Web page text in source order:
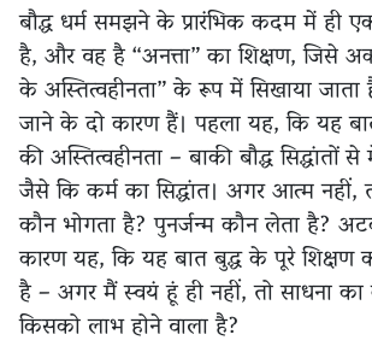
बौद्ध धर्म समझने के प्रारंभिक कदम में
है, और वह है “अनत्ता” का शिक्षण, जिसे
के अस्तित्वहीनता” के रूप में सिखाया
जाने के दो कारण हैं। पहला यह, कि यह
की अस्तित्वहीनता – बाकी बौद्ध सिद्धांतों
जैसे कि कर्म का सिद्धांत। अगर आत्म
कौन भोगता है? पुनर्जन्म कौन लेता है?
कारण यह, कि यह बात बुद्ध के पूरे शिक्षण
है – अगर मैं स्वयं हूं ही नहीं, तो साधना का
किसको लाभ होने वाला है?